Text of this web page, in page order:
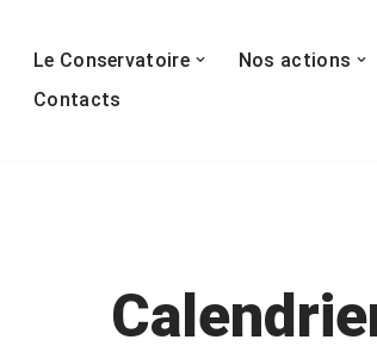
Le Conservatoire Nos actions
Contacts